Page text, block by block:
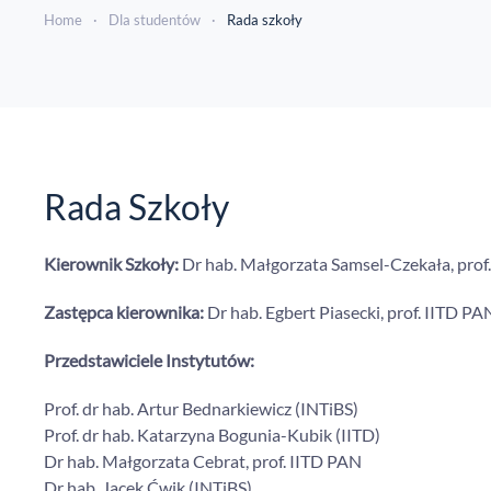
Home Dla studentów Rada szkoły
Rada Szkoły
Kierownik Szkoły: Dr hab. Małgorzata Samsel-Czekała,
Zastępca kierownika: Dr hab. Egbert Piasecki, prof. IITD
Przedstawiciele Instytutów:
Prof. dr hab. Artur Bednarkiewicz (INTiBS)
Prof. dr hab. Katarzyna Bogunia-Kubik (IITD)
Dr hab. Małgorzata Cebrat, prof. IITD PAN